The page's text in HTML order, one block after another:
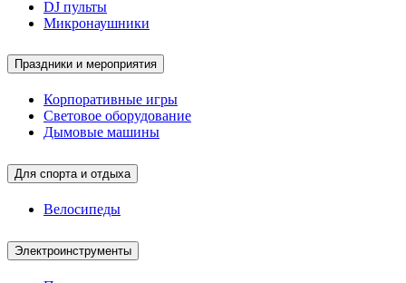
DJ пульты
Микронаушники
Праздники и мероприятия
Корпоративные игры
Световое оборудование
Дымовые машины
Для спорта и отдыха
Велосипеды
Электроинструменты